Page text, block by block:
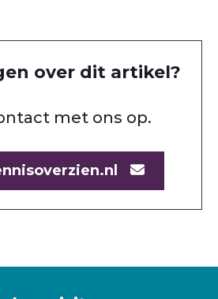
over dit artikel?
met ons op.